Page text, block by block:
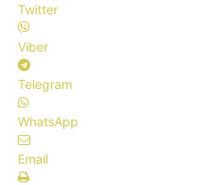
Twitter
Viber
Telegram
WhatsApp
Email